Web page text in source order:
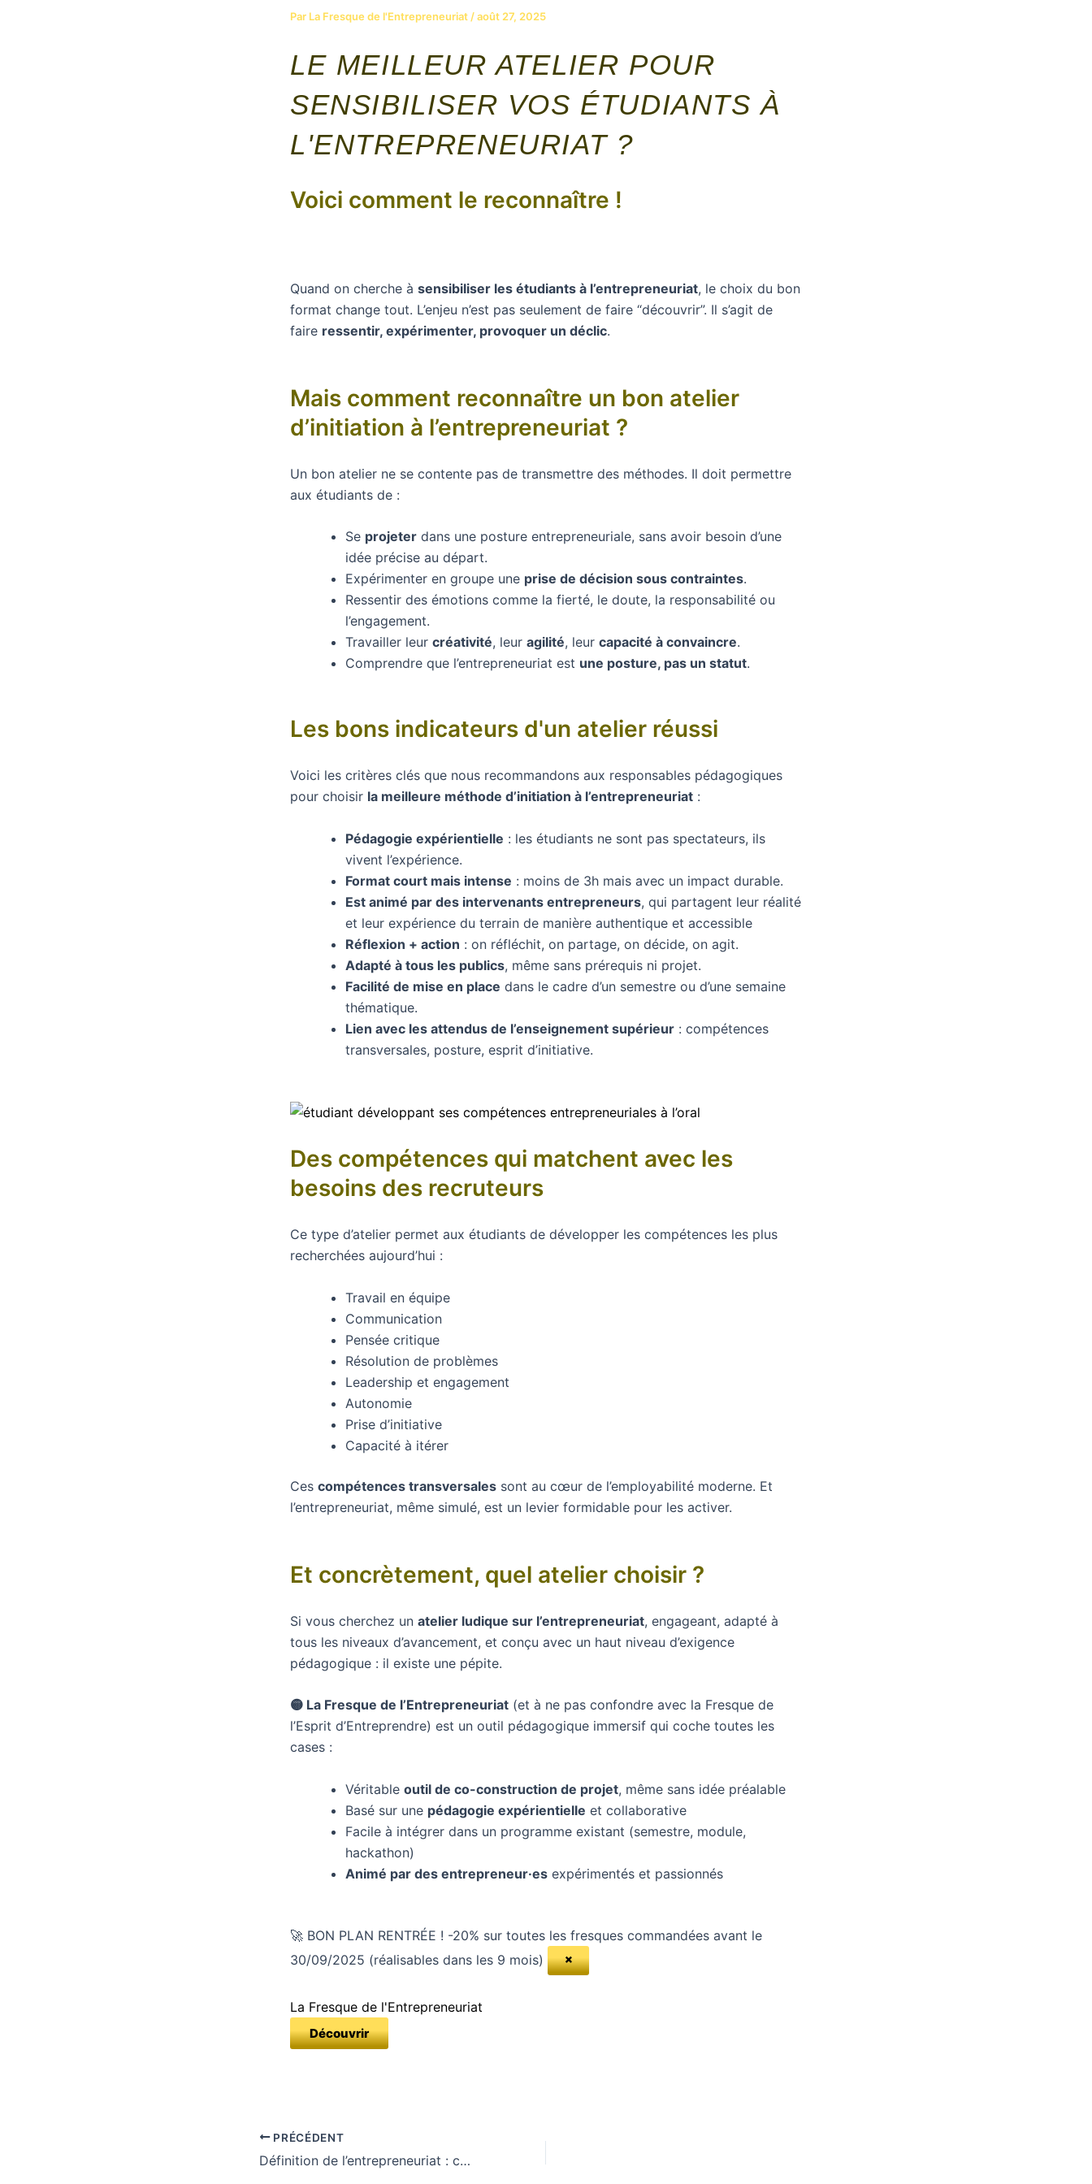
Par La Fresque de l'Entrepreneuriat /août 27, 2025
LE MEILLEUR ATELIER POUR
SENSIBILISER VOS ÉTUDIANTS À
L'ENTREPRENEURIAT ?
Voici comment le reconnaître !
Quand on cherche à sensibiliser les étudiants à l’entrepreneuriat, le choix du bon
format change tout. L’enjeu n’est pas seulement de faire “découvrir”. Il s’agit de
faire ressentir, expérimenter, provoquer un déclic.
Mais comment reconnaître un bon atelier
d’initiation à l’entrepreneuriat ?
Un bon atelier ne se contente pas de transmettre des méthodes. Il doit permettre
aux étudiants de :
Se projeter dans une posture entrepreneuriale, sans avoir besoin d’une
idée précise au départ.
Expérimenter en groupe une prise de décision sous contraintes.
Ressentir des émotions comme la fierté, le doute, la responsabilité ou
l’engagement.
Travailler leur créativité, leur agilité, leur capacité à convaincre.
Comprendre que l’entrepreneuriat est une posture, pas un statut.
Les bons indicateurs d'un atelier réussi
Voici les critères clés que nous recommandons aux responsables pédagogiques
pour choisir la meilleure méthode d’initiation à l’entrepreneuriat :
Pédagogie expérientielle : les étudiants ne sont pas spectateurs, ils
vivent l’expérience.
Format court mais intense : moins de 3h mais avec un impact durable.
Est animé par des intervenants entrepreneurs, qui partagent leur réalité
et leur expérience du terrain de manière authentique et accessible
Réflexion + action : on réfléchit, on partage, on décide, on agit.
Adapté à tous les publics, même sans prérequis ni projet.
Facilité de mise en place dans le cadre d’un semestre ou d’une semaine
thématique.
Lien avec les attendus de l’enseignement supérieur : compétences
transversales, posture, esprit d’initiative.
Des compétences qui matchent avec les
besoins des recruteurs
Ce type d’atelier permet aux étudiants de développer les compétences les plus
recherchées aujourd’hui :
Travail en équipe
Communication
Pensée critique
Résolution de problèmes
Leadership et engagement
Autonomie
Prise d’initiative
Capacité à itérer
Ces compétences transversales sont au cœur de l’employabilité moderne. Et
l’entrepreneuriat, même simulé, est un levier formidable pour les activer.
Et concrètement, quel atelier choisir ?
Si vous cherchez un atelier ludique sur l’entrepreneuriat, engageant, adapté à
tous les niveaux d’avancement, et conçu avec un haut niveau d’exigence
pédagogique : il existe une pépite.
🟡 La Fresque de l’Entrepreneuriat (et à ne pas confondre avec la Fresque de
l’Esprit d’Entreprendre) est un outil pédagogique immersif qui coche toutes les
cases :
Véritable outil de co-construction de projet, même sans idée préalable
Basé sur une pédagogie expérientielle et collaborative
Facile à intégrer dans un programme existant (semestre, module,
hackathon)
Animé par des entrepreneur·es expérimentés et passionnés
🚀 BON PLAN RENTRÉE ! -20% sur toutes les fresques commandées avant le
30/09/2025 (réalisables dans les 9 mois)
×
La Fresque de l'Entrepreneuriat
Découvrir
PRÉCÉDENT
Définition de l’entrepreneuriat : ce qu’on ne vous dit jamais en cours